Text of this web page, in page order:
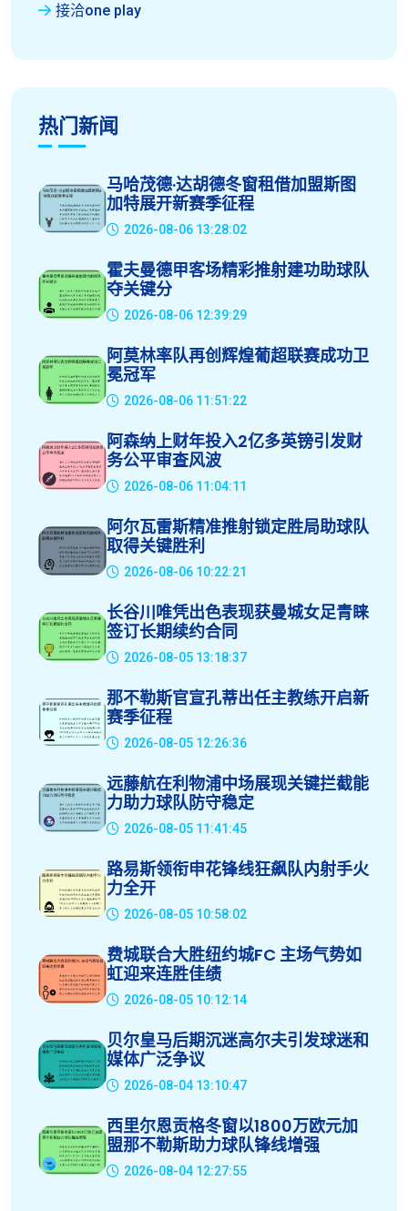
接洽one play
热门新闻
马哈茂德·达胡德冬窗租借加盟斯图
加特展开新赛季征程
2026-08-06 13:28:02
霍夫曼德甲客场精彩推射建功助球队
夺关键分
2026-08-06 12:39:29
阿莫林率队再创辉煌葡超联赛成功卫
冕冠军
2026-08-06 11:51:22
阿森纳上财年投入2亿多英镑引发财
务公平审查风波
2026-08-06 11:04:11
阿尔瓦雷斯精准推射锁定胜局助球队
取得关键胜利
2026-08-06 10:22:21
长谷川唯凭出色表现获曼城女足青睐
签订长期续约合同
2026-08-05 13:18:37
那不勒斯官宣孔蒂出任主教练开启新
赛季征程
2026-08-05 12:26:36
远藤航在利物浦中场展现关键拦截能
力助力球队防守稳定
2026-08-05 11:41:45
路易斯领衔申花锋线狂飙队内射手火
力全开
2026-08-05 10:58:02
费城联合大胜纽约城FC 主场气势如
虹迎来连胜佳绩
2026-08-05 10:12:14
贝尔皇马后期沉迷高尔夫引发球迷和
媒体广泛争议
2026-08-04 13:10:47
西里尔恩贡格冬窗以1800万欧元加
盟那不勒斯助力球队锋线增强
2026-08-04 12:27:55